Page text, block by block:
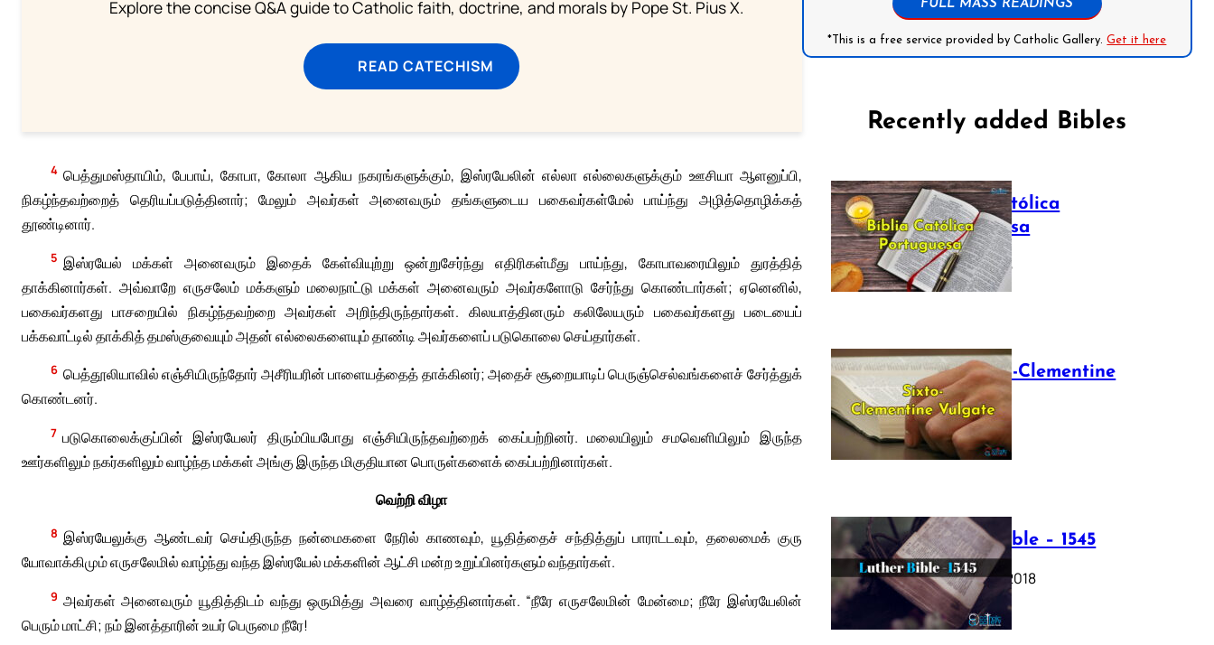
Explore the concise Q&A guide to Catholic faith, doctrine, and morals by Pope St. Pius X.
READ CATECHISM
4 பெத்துமஸ்தாயிம், பேபாய், கோபா, கோலா ஆகிய நகரங்களுக்கும், இஸ்ரயேலின் எல்லா எல்லைகளுக்கும் ஊசியா ஆளனுப்பி,
நிகழ்ந்தவற்றைத் தெரியப்படுத்தினார்; மேலும் அவர்கள் அனைவரும் தங்களுடைய பகைவர்கள்மேல் பாய்ந்து அழித்தொழிக்கத்
தூண்டினார்.
5 இஸ்ரயேல் மக்கள் அனைவரும் இதைக் கேள்வியுற்று ஒன்றுசேர்ந்து எதிரிகள்மீது பாய்ந்து, கோபாவரையிலும் துரத்தித்
தாக்கினார்கள். அவ்வாறே எருசலேம் மக்களும் மலைநாட்டு மக்கள் அனைவரும் அவர்களோடு சேர்ந்து கொண்டார்கள்; ஏனெனில்,
பகைவர்களது பாசறையில் நிகழ்ந்தவற்றை அவர்கள் அறிந்திருந்தார்கள். கிலயாத்தினரும் கலிலேயரும் பகைவர்களது படையைப்
பக்கவாட்டில் தாக்கித் தமஸ்குவையும் அதன் எல்லைகளையும் தாண்டி அவர்களைப் படுகொலை செய்தார்கள்.
6 பெத்தூலியாவில் எஞ்சியிருந்தோர் அசீரியரின் பாளையத்தைத் தாக்கினர்; அதைச் சூறையாடிப் பெருஞ்செல்வங்களைச் சேர்த்துக்
கொண்டனர்.
7 படுகொலைக்குப்பின் இஸ்ரயேலர் திரும்பியபோது எஞ்சியிருந்தவற்றைக் கைப்பற்றினர். மலையிலும் சமவெளியிலும் இருந்த
ஊர்களிலும் நகர்களிலும் வாழ்ந்த மக்கள் அங்கு இருந்த மிகுதியான பொருள்களைக் கைப்பற்றினார்கள்.
வெற்றி விழா
8 இஸ்ரயேலுக்கு ஆண்டவர் செய்திருந்த நன்மைகளை நேரில் காணவும், யூதித்தைச் சந்தித்துப் பாராட்டவும், தலைமைக் குரு
யோவாக்கிமும் எருசலேமில் வாழ்ந்து வந்த இஸ்ரயேல் மக்களின் ஆட்சி மன்ற உறுப்பினர்களும் வந்தார்கள்.
9 அவர்கள் அனைவரும் யூதித்திடம் வந்து ஒருமித்து அவரை வாழ்த்தினார்கள். “நீரே எருசலேமின் மேன்மை; நீரே இஸ்ரயேலின்
பெரும் மாட்சி; நம் இனத்தாரின் உயர் பெருமை நீரே!
FULL MASS READINGS
*This is a free service provided by Catholic Gallery.Get it here
Recently added Bibles
Bíblia Católica
Portuguesa
July 16, 2025
The Sixto-Clementine
Vulgate
July 12, 2025
Luther Bible – 1545
October 17, 2018